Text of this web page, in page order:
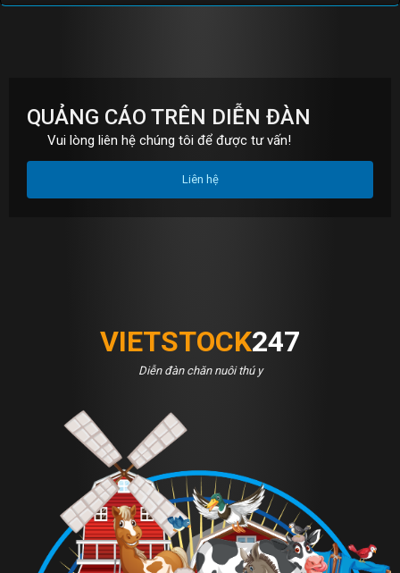
QUẢNG CÁO TRÊN DIỄN ĐÀN
Vui lòng liên hệ chúng tôi để được tư vấn!
Liên hệ
VIETSTOCK247
Diễn đàn chăn nuôi thú y